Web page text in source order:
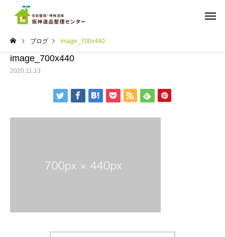
ご依頼までの流れ
遺品の仕分け・買取・
の遺品整理 西宮市
ブログ image_700x440
image_700x440
2020.11.13